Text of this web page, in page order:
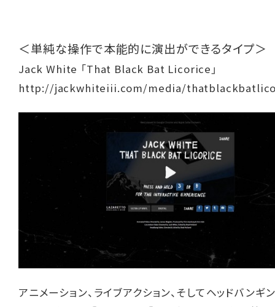
＜単純な操作で本能的に演出ができるタイプ＞
Jack White 「That Black Bat Licorice」
http://jackwhiteiii.com/media/
アニメーション、ライブアクション、そしてヘッドバンギ